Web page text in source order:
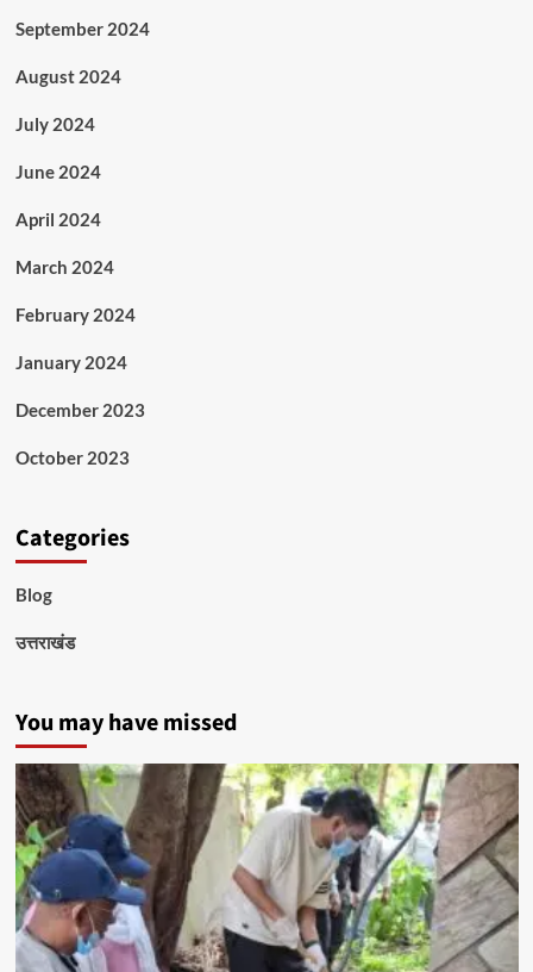
September 2024
August 2024
July 2024
June 2024
April 2024
March 2024
February 2024
January 2024
December 2023
October 2023
Categories
Blog
उत्तराखंड
You may have missed